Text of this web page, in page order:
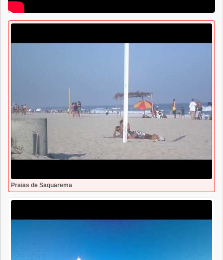
Praias de Saquarema